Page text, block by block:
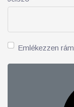
Emlékezzen rám